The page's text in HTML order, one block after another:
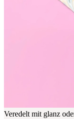
Veredelt mit glanz